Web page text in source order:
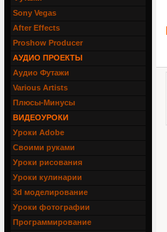
Sony Vegas
After Effects
Proshow Producer
АУДИО ПРОЕКТЫ
Аудио Футажи
Various Artists
Плюсы-Минусы
ВИДЕОУРОКИ
Уроки Adobe
Своими руками
Уроки рисования
Уроки кулинарии
3d моделирование
Уроки фотографии
Программирование